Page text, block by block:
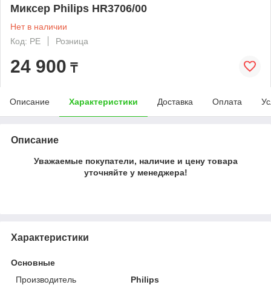
Миксер Philips HR3706/00
Нет в наличии
Код: PE
Розница
24 900 ₸
Описание Характеристики Доставка Оплата
Описание
Уважаемые покупатели, наличие и цену товара
уточняйте у менеджера!
Характеристики
Основные
Производитель
Philips